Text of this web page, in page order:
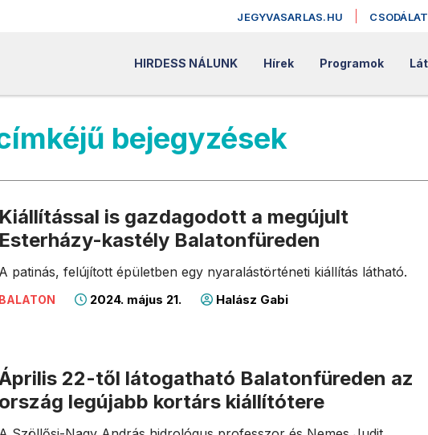
JEGYVASARLAS.HU
HIRDESS NÁLUNK Hírek Programok
bejegyzések
Kiállítással is gazdagodott a megújult
Esterházy-kastély Balatonfüreden
A patinás, felújított épületben egy nyaralástörténeti kiállítás látható.
BALATON 2024. május 21. Halász Gabi
22-től látogatható Balatonfüreden az
ország legújabb kortárs kiállítótere